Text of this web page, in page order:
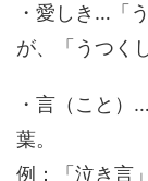
・愛しき…「
が、「うつく
・言（こと
葉。
例：「泣き言